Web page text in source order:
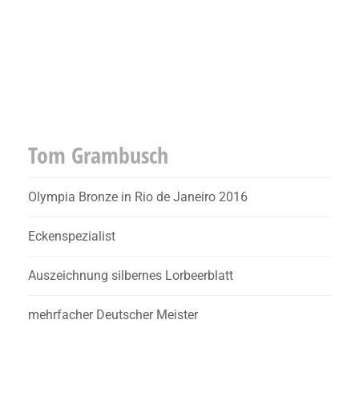
Tom Grambusch
Olympia Bronze in Rio de Janeiro 2016
Eckenspezialist
Auszeichnung silbernes Lorbeerblatt
mehrfacher Deutscher Meister